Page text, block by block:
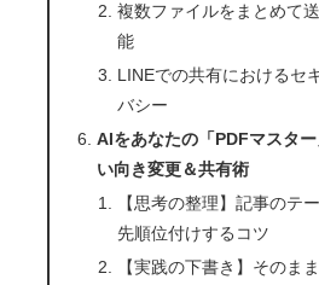
複数ファイルをまとめて
能
LINEでの共有におけるセ
バシー
AIをあなたの「PDFマスタ
い向き変更＆共有術
【思考の整理】記事のテ
先順位付けするコツ
【実践の下書き】そのま